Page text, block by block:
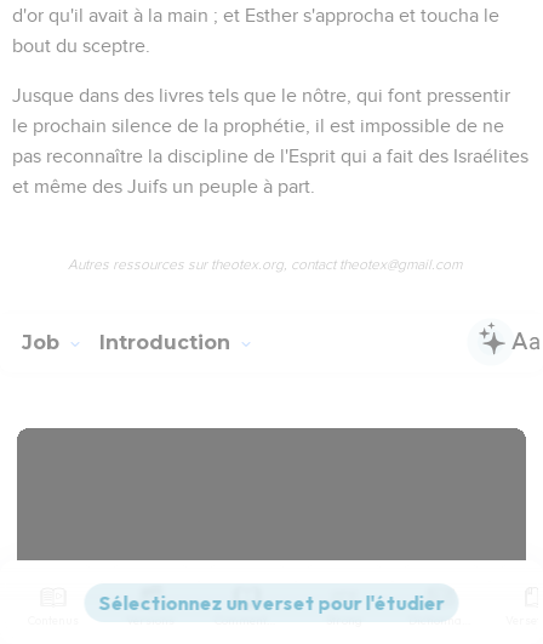
d'or qu'il avait à la main ; et Esther s'approcha et toucha le
bout du sceptre.
Jusque dans des livres tels que le nôtre, qui font pressentir
le prochain silence de la prophétie , il est impossible de ne
pas reconnaître la discipline de l'Esprit qui a fait des Israélites
et même des Juifs un peuple à part.
Autres ressources sur theotex.org, contact theotex@gmail.com
Job Introduction
Versions Commentaires Strong